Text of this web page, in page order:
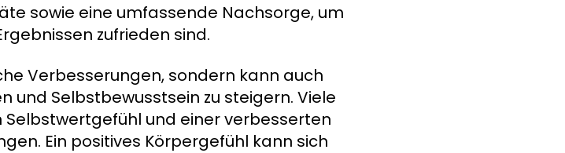
sowie eine umfassende Nachsorge, um
zufrieden sind.
Verbesserungen, sondern kann auch
Selbstbewusstsein zu steigern. Viele
und einer verbesserten
Ein positives Körpergefühl kann sich